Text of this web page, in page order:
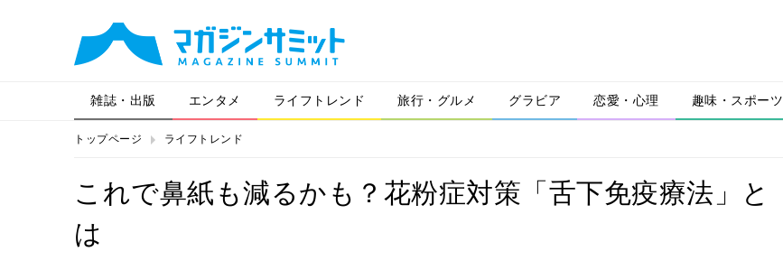
雑誌・出版 エンタメ ライフトレンド 旅行・グルメ グラビア 恋愛・心理 趣味・スポーツ
トップページ ライフトレンド
これで鼻紙も減るかも？花粉症対策「舌下免疫療法」と
は